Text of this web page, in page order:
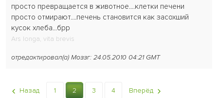
просто превращается в животное....клетки печени
просто отмирают....печень становится как засохший
кусок хлеба...брр
Ars longa, vita brevis
отредактировал(а) Моззг: 24.05.2010 04:21 GMT
Назад 1 2 3 4 Вперёд